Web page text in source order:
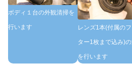
ボディ１台の外観清掃を
行います レンズ1本(付属の
ター1枚まで込み)
を行います